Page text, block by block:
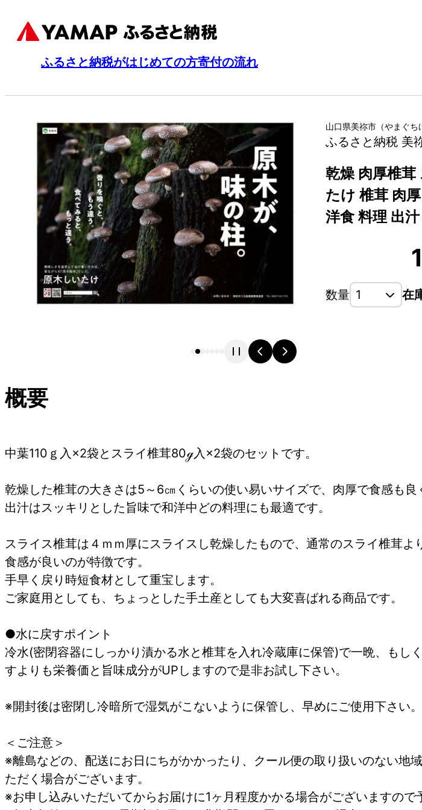
ふるさと納税がはじめての方寄付の流れ
山口県美祢市 （やまぐち
ふるさと納税 美
乾燥 肉厚椎
たけ 椎茸 肉
洋食 料理 出
数量 在
概要
中葉110ｇ入×2袋とスライ椎茸80ℊ入×2袋のセットです。
乾燥した椎茸の大きさは5～6㎝くらいの使い易いサイズで、肉厚で食感も良
出汁はスッキリとした旨味で和洋中どの料理にも最適です。
スライス椎茸は４ｍｍ厚にスライスし乾燥したもので、通常のスライ椎茸
食感が良いのが特徴です。
手早く戻り時短食材として重宝します。
ご家庭用としても、ちょっとした手土産としても大変喜ばれる商品です。
●水に戻すポイント
冷水(密閉容器にしっかり漬かる水と椎茸を入れ冷蔵庫に保管)で一晩、もし
すよりも栄養価と旨味成分がUPしますので是非お試し下さい。
※開封後は密閉し冷暗所で湿気がこないように保管し、早めにご使用下さい。
＜ご注意＞
※離島などの、配送にお日にちがかかったり、クール便の取り扱いのない地
ただく場合がございます。
※お申し込みいただいてからお届けに1ヶ月程度かかる場合がございますので